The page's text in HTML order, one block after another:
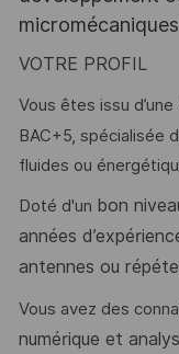
VOTRE PROFIL
Vous êtes issu
BAC+5, spécialisée
fluides ou
Doté d'un bon
années
antennes ou
Vous avez des
numérique et